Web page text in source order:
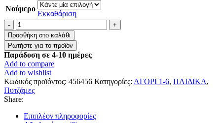
Νούμερο
Εκκαθάριση
Παιδική
Πιτζάμα
2
τεμαχίων
–
Εκσκαφέας
&
Ζωάκια
ποσότητα
Προσθήκη στο καλάθι
Παράδοση σε 4-10 ημέρες
Add to compare
Add to wishlist
Κωδικός προϊόντος: 456456 Κατηγορίες: ΑΓΟΡΙ 1-6, ΠΑΙΔΙΚΑ,
Πυτζάμες
Share:
Επιπλέον πληροφορίες